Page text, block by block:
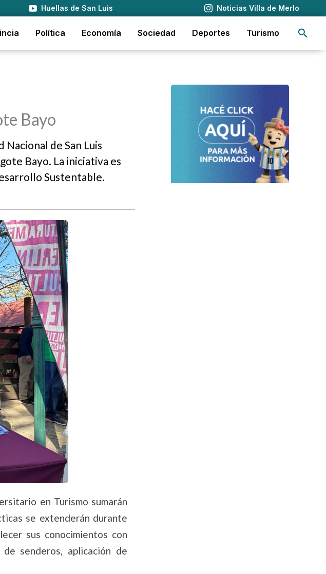
Huellas de San Luis Noticias Villa de Merlo
Política Economía Sociedad Deportes Turismo
Bayo
de San Luis
Bayo. La iniciativa es
Sustentable.
en Turismo sumarán
se extenderán durante
sus conocimientos con
senderos, aplicación de